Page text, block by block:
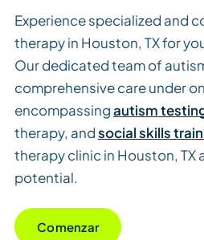
Experience specialized and
therapy in Houston, TX for
Our dedicated team of
comprehensive care under
encompassingautism
therapy, andsocial skills
therapy clinic in Houston, TX
potential.
Comenzar